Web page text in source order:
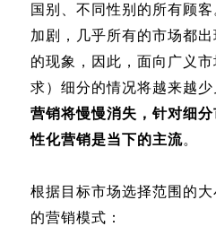
国别、不同性别的所有顾
加剧，几乎所有的市场都
的现象，因此，面向广义
求）细分的情况将越来越少
营销将慢慢消失，针对细
性化营销是当下的主流。
根据目标市场选择范围的
的营销模式：